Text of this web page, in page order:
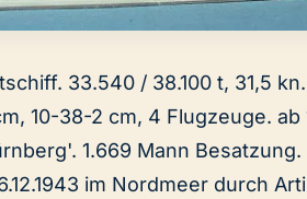
33.540 / 38.100 t, 31,5
10-38-2 cm, 4 Flugzeuge. ab
1.669 Mann Besatzung.
im Nordmeer durch